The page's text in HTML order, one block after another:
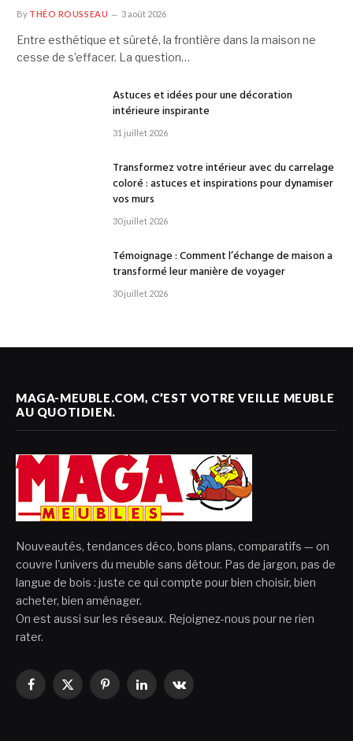
By THÉO ROUSSEAU 3 août 2026
Entre esthétique et sûreté, la frontière dans la maison ne
cesse de s’effacer. La question…
Astuces et idées pour une décoration
intérieure inspirante
31 juillet 2026
Transformez votre intérieur avec du carrelage
coloré : astuces et inspirations pour dynamiser
vos murs
30 juillet 2026
Témoignage : Comment l’échange de maison a
transformé leur manière de voyager
30 juillet 2026
MAGA-MEUBLE.COM, C’EST VOTRE VEILLE MEUBLE
AU QUOTIDIEN.
Nouveautés, tendances déco, bons plans, comparatifs — on
couvre l'univers du meuble sans détour. Pas de jargon, pas de
langue de bois : juste ce qui compte pour bien choisir, bien
acheter, bien aménager.
On est aussi sur les réseaux. Rejoignez-nous pour ne rien
rater.
Facebook
X
PinterestLinkedInVKontakte